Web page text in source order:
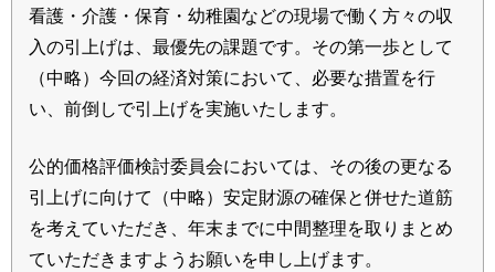
看護・介護・保育・幼稚園などの現場で働く方々の収
入の引上げは、最優先の課題です。その第一歩として
（中略）今回の経済対策において、必要な措置を行
い、前倒しで引上げを実施いたします。
公的価格評価検討委員会においては、その後の更なる
引上げに向けて（中略）安定財源の確保と併せた道筋
を考えていただき、年末までに中間整理を取りまとめ
ていただきますようお願いを申し上げます。